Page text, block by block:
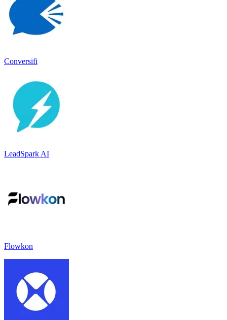
Conversifi
LeadSpark AI
Flowkon